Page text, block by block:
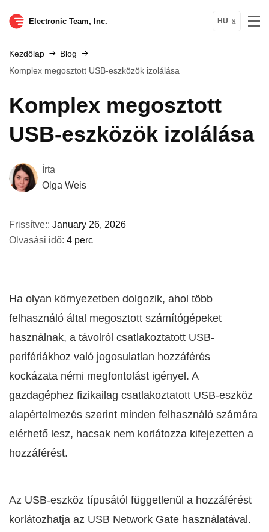
Electronic Team, Inc. HU
Kezdőlap
Blog
Komplex megosztott USB-eszközök izolálása
Komplex megosztott
USB-eszközök izolálása
Írta
Olga Weis
Frissítve:: January 26, 2026
Olvasási idő: 4 perc
Ha olyan környezetben dolgozik, ahol több
felhasználó által megosztott számítógépeket
használnak, a távolról csatlakoztatott USB-
perifériákhoz való jogosulatlan hozzáférés
kockázata némi megfontolást igényel. A
gazdagéphez fizikailag csatlakoztatott USB-eszköz
alapértelmezés szerint minden felhasználó számára
elérhető lesz, hacsak nem korlátozza kifejezetten a
hozzáférést.
Az USB-eszköz típusától függetlenül a hozzáférést
korlátozhatja az USB Network Gate használatával.